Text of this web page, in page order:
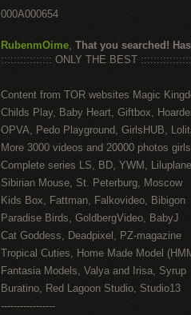
000A000654
RubenmOime, That you searched! Has
:::::::::::::::: ONLY THE BEST ::::::::::::::::
Content from TOR websites Magic
Childs Play, Baby Heart, Giftbox,
OPVA, Pedo Playground, GirlsHUB,
More 3000 videos and 20000 photos
Complete series LS, BD, YWM,
Sibirian Mouse, St. Peterburg, Moscow
Kids Box, Fattman, Falkovideo, Bibigon
Paradise Birds, GoldbergVideo, BabyJ
Cat Goddess, Deadpixel, PZ-magazine
Tropical Cuties, Home Made Model
Fantasia Models, Valya and Irisa, Syrup
Buratino, Red Lagoon Studio, Studio13
-----------------